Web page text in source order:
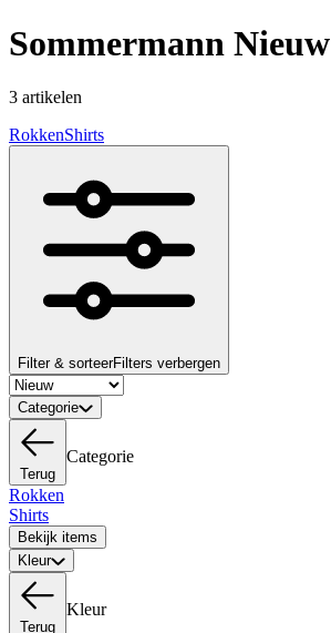
Sommermann Nieuw
3 artikelen
RokkenShirts
Filter & sorteerFilters verbergen
Categorie
Terug
Categorie
Rokken
Shirts
Bekijk items
Kleur
Terug
Kleur